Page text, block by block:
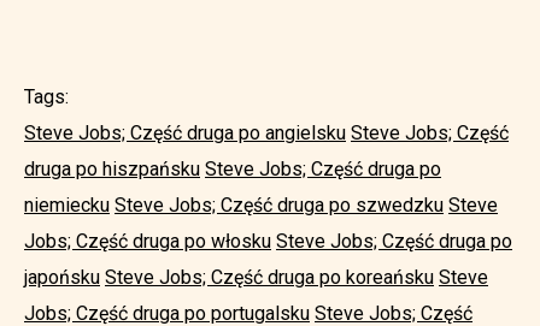
Tags:
Steve Jobs; Część druga po angielsku Steve Jobs; Część
druga po hiszpańsku Steve Jobs; Część druga po
niemiecku Steve Jobs; Część druga po szwedzku Steve
Jobs; Część druga po włosku Steve Jobs; Część druga po
japońsku Steve Jobs; Część druga po koreańsku Steve
Jobs; Część druga po portugalsku Steve Jobs; Część